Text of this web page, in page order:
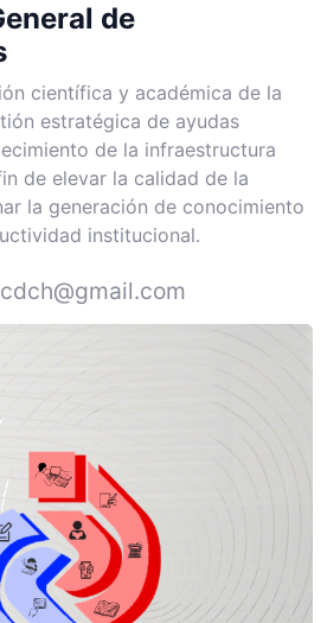
de
científica y académica de la
estratégica de ayudas
de la infraestructura
de elevar la calidad de la
la generación de conocimiento
institucional.